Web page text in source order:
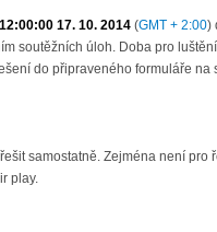
12:00:00 17. 10. 2014 (GMT + 2:00)
soutěžních úloh. Doba pro
do připraveného formuláře
samostatně. Zejména není
play.